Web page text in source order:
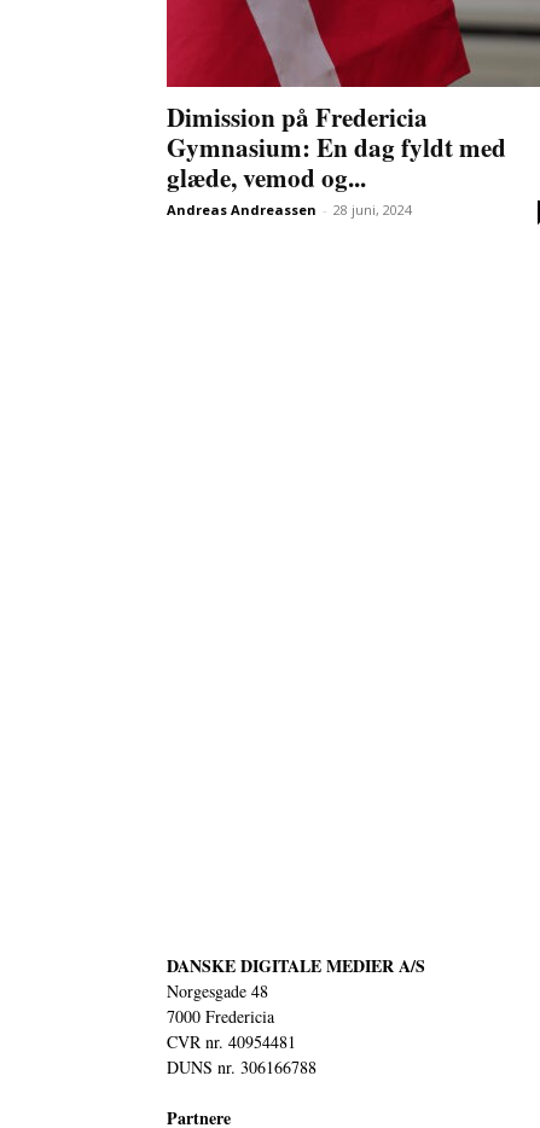
Dimission på Fredericia
Gymnasium: En dag fyldt med
glæde, vemod og...
Andreas Andreassen - 28 juni, 2024
DANSKE DIGITALE MEDIER A/S
Norgesgade 48
7000 Fredericia
CVR nr. 40954481
DUNS nr. 306166788
Partnere